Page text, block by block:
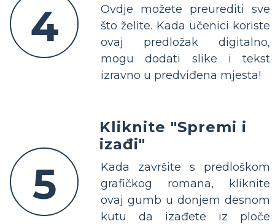
4
Ovdje možete preurediti sve
što želite. Kada učenici koriste
ovaj predložak digitalno,
mogu dodati slike i tekst
izravno u predviđena mjesta!
5
Kliknite "Spremi i
izađi"
Kada završite s predloškom
grafičkog romana, kliknite
ovaj gumb u donjem desnom
kutu da izađete iz ploče